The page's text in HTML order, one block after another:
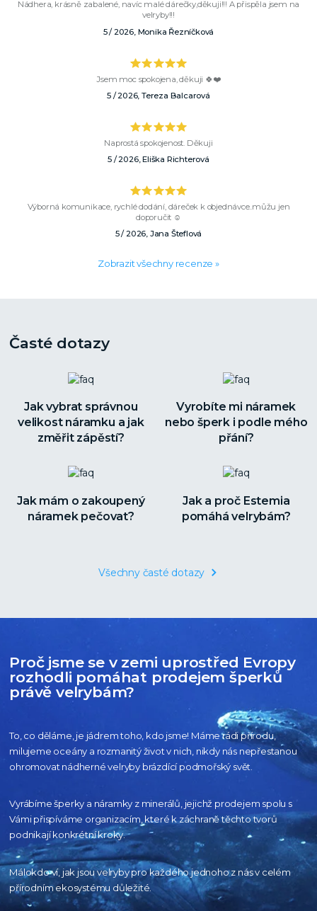
Nádhera, krásně zabalené, navíc malé dárečky,děkuji!!! A přispěla jsem na
velryby!!!
5 / 2026, Monika Řezníčková
Jsem moc spokojena, děkuji 🍀❤️
5 / 2026, Tereza Balcarová
Naprostá spokojenost. Děkuji
5 / 2026, Eliška Richterová
Výborná komunikace, rychlé dodání, dáreček k objednávce..můžu jen
doporučit ☺️
5 / 2026, Jana Šteflová
Zobrazit všechny recenze »
Časté dotazy
Jak vybrat správnou
velikost náramku a jak
změřit zápěstí?
Vyrobíte mi náramek
nebo šperk i podle mého
přání?
Jak mám o zakoupený
náramek pečovat?
Jak a proč Estemia
pomáhá velrybám?
Všechny časté dotazy
Proč jsme se v zemi uprostřed Evropy
rozhodli pomáhat prodejem šperků
právě velrybám?
To, co děláme, je jádrem toho, kdo jsme! Máme rádi přírodu,
milujeme oceány a rozmanitý život v nich, nikdy nás nepřestanou
ohromovat nádherné velryby brázdící podmořský svět.
Vyrábíme šperky a náramky z minerálů, jejichž prodejem spolu s
Vámi přispíváme organizacím,které k záchraně těchto tvorů
podnikají konkrétní kroky.
Málokdo ví, jak jsou velryby pro každéhojednoho z nás v celém
přírodnímekosystému důležité.